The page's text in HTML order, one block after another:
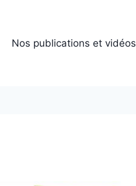
Nos publications et vidéos